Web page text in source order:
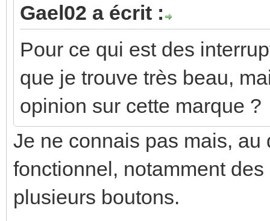
Gael02 a écrit :
Pour ce qui est des
que je trouve très beau,
opinion sur cette marque ?
Je ne connais pas mais,
fonctionnel, notamment
plusieurs boutons.